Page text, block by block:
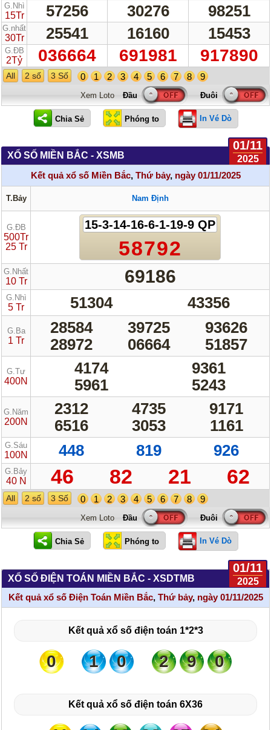
G.Nhì
15Tr 57256 30276 98251
G.nhất
30Tr 25541 16160 15453
G.ĐB
2Tỷ 036664 691981 917890
All 2 số 3 Số 0 1 2 3 4 5 6 7 8 9
Xem Loto
In Vé Dò
XỔ SỐ MIỀN BẮC - XSMB
01/11
2025
Kết quả xổ số Miền Bắc, Thứ bảy, ngày 01/11/2025
T.Bảy Nam Định
G.ĐB
500Tr
25 Tr
15-3-14-16-6-1-19-9 QP
58792
G.Nhất
10 Tr 69186
G.Nhì
5 Tr 51304 43356
G.Ba
1 Tr
28584 39725
93626
28972
06664 51857
G.Tư
400N
4174
9361
5961
5243
G.Năm
200N
2312 4735
9171
6516
3053 1161
G.Sáu
100N 448 819 926
G.Bảy
40 N 46 82 21 62
All 2 số 3 Số 0 1 2 3 4 5 6 7 8 9
Xem Loto
In Vé Dò
XỔ SỐ ĐIỆN TOÁN MIỀN BẮC - XSDTMB
01/11
2025
Kết quả xổ số Điện Toán Miền Bắc, Thứ bảy, ngày 01/11/2025
Kết quả xổ số điện toán 1*2*3
0 1 0 2 9 0
Kết quả xổ số điện toán 6X36